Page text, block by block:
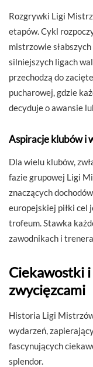
Rozgrywki Ligi
etapów. Cykl
mistrzowie
silniejszych ligach
przechodzą do
pucharowej, gdzie
decyduje o awansie
Aspiracje klubów i
Dla wielu klubów,
fazie grupowej Ligi
znaczących
europejskiej piłki cel
trofeum. Stawka
zawodnikach i
Ciekawostki
zwycięzcami
Historia Ligi
wydarzeń,
fascynujących
splendor.